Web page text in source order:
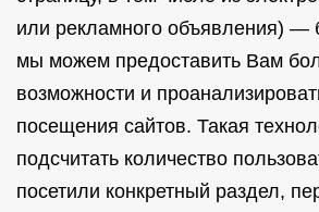
или рекламного объявления) —
мы можем предоставить Вам
возможности и
посещения сайтов. Такая
подсчитать количество
посетили конкретный раздел,